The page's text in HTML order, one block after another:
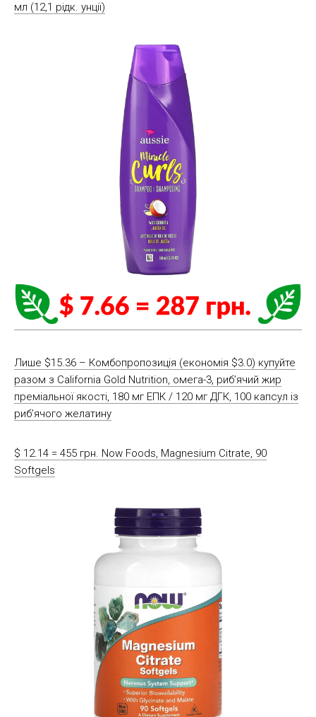
мл (12,1 рідк. унції)
Лише $15.36 – Комбопропозиція (економія $3.0) купуйте
разом з California Gold Nutrition, омега-3, риб’ячий жир
преміальної якості, 180 мг ЕПК / 120 мг ДГК, 100 капсул із
риб’ячого желатину
$ 12.14 = 455 грн. Now Foods, Magnesium Citrate, 90
Softgels